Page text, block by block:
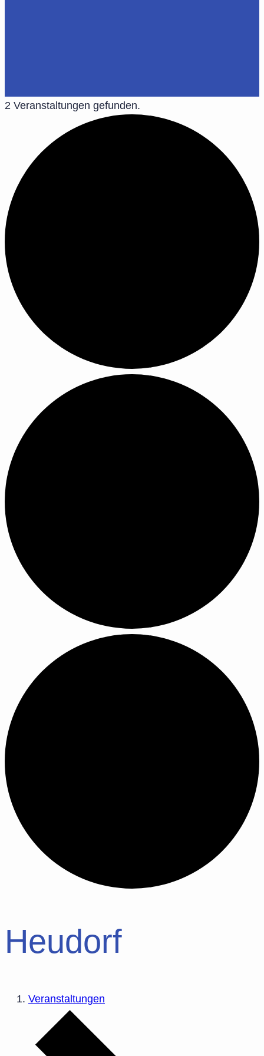
2 Veranstaltungen gefunden.
Heudorf
Veranstaltungen